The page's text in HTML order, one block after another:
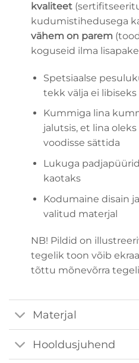
kvaliteet
kudumistihedusega
vähem on parem
koguseid ilma
Spetsiaalse
tekk välja ei libiseks
Kummiga lina
jalutsis, et lina
voodisse sättida
Lukuga
kaotaks
Kodumaine disain
valitud materjal
NB! Pildid on
tegelik toon võib
tõttu mõnevõrra
Materjal
Hooldusjuhend